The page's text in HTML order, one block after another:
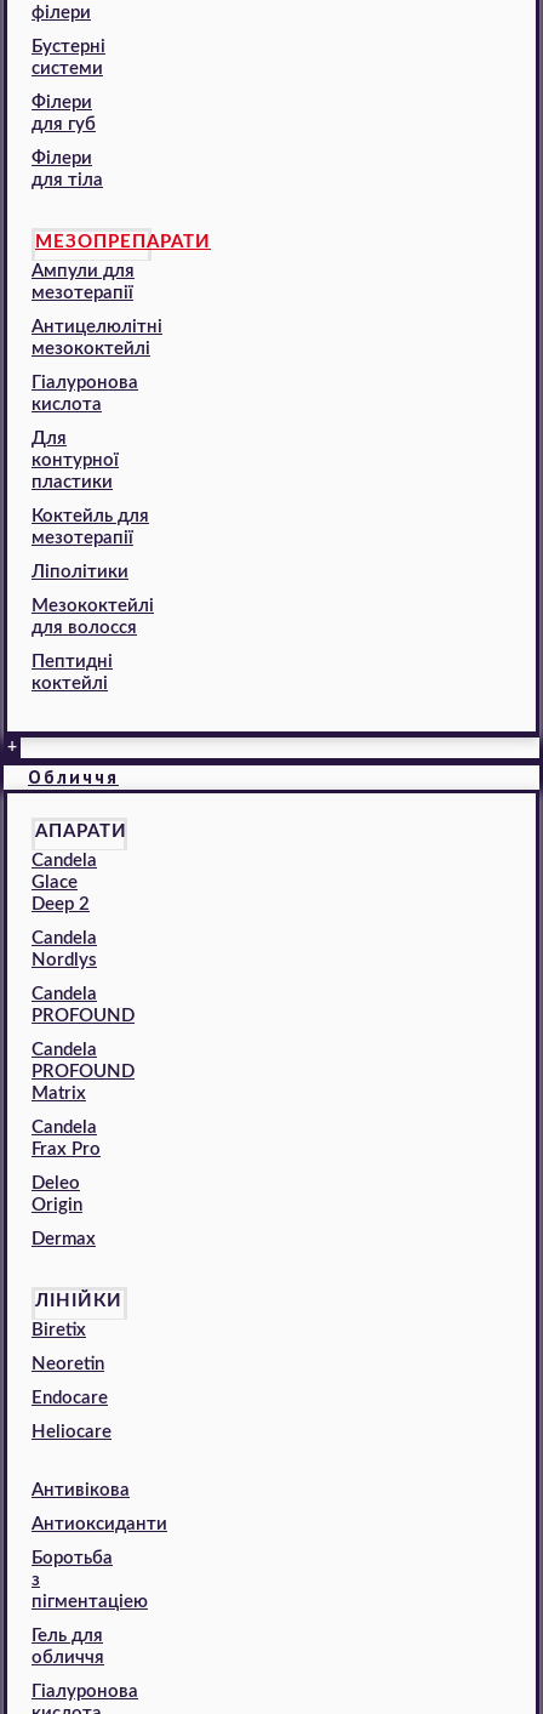
філери
Бустерні
системи
Філери
для губ
Філери
для тіла
МЕЗОПРЕПАРАТИ
Ампули для
мезотерапії
Антицелюлітні
мезококтейлі
Гіалуронова
кислота
Для
контурної
пластики
Коктейль для
мезотерапії
Ліполітики
Мезококтейлі
для волосся
Пептидні
коктейлі
+
Обличчя
АПАРАТИ
Candela
Glace
Deep 2
Candela
Nordlys
Candela
PROFOUND
Candela
PROFOUND
Matrix
Candela
Frax Pro
Deleo
Origin
Dermax
ЛІНІЙКИ
Biretix
Neoretin
Endocare
Heliocare
Антивікова
Антиоксиданти
Боротьба
з
пігментаціею
Гель для
обличчя
Гіалуронова